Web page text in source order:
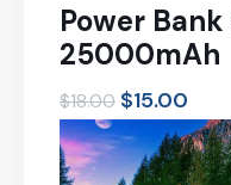
Power
25000mAh
$18.00 $15.00